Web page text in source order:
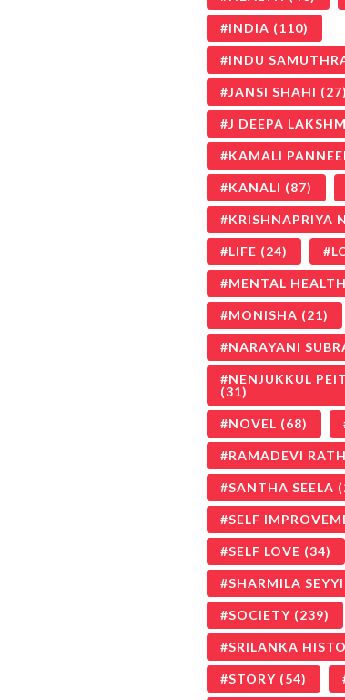
INDIA (110)
INDU
JANSI SHAHI (27)
J DEEPA
KAMALI
KANALI (87)
KRISHNAPRIYA
LIFE (24)
MENTAL HEALTH
MONISHA (21)
NARAYANI
NENJUKKUL
(31)
NOVEL (68)
RAMADEVI
SANTHA SEELA
SELF
SELF LOVE (34)
SHARMILA
SOCIETY (239)
SRILANKA
STORY (54)